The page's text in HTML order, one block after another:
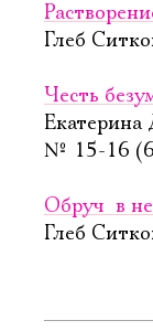
Глеб
Честь
Екатерина
№ 15-16
Обруч  в
Глеб